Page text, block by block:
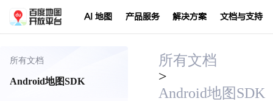
AI 地图 产品服务 解决方案 文档与支持
所有文档
Android地图SDK
所有文档
>
Android地图SDK